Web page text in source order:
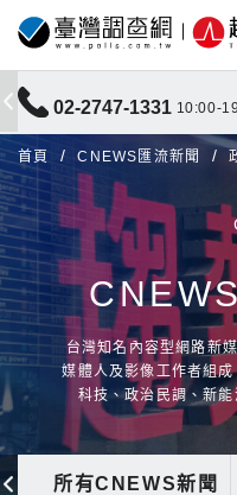
02-2747-1331 10:00-
首頁 CNEWS匯流新聞
台灣知名內容型網路新
媒體人及影像工作者組
科技、政治民調、新
所有CNEWS新聞